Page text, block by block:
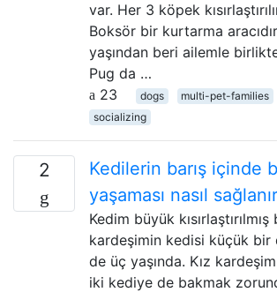
var. Her 3 köpek
Boksör bir kurtarma
yaşından beri ailemle
Pug da …
23
dogs multi-pet-families
socializing
2
Kedilerin barış içinde
yaşaması nasıl
Kedim büyük
kardeşimin kedisi küçük bir
de üç yaşında. Kız
iki kediye de bakmak